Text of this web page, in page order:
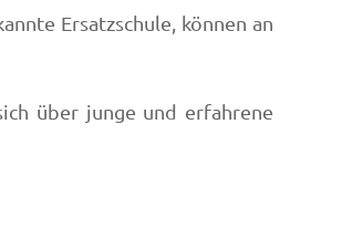
Ersatzschule, können an
über junge und erfahrene